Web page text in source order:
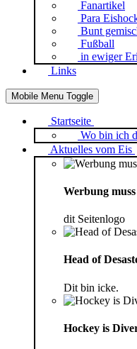
Fanartikel
Para
Bunt
Fußball
in ewiger
Links
Mobile Menu Toggle
Startseite
Wo bin ich
Aktuelles vom Eis
Werbung muss
dit Seitenlogo
Head of
Dit bin icke.
Hockey is